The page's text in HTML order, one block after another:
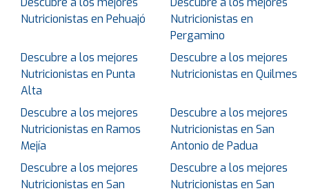
Nutricionistas en Pehuajó
Nutricionistas en
Pergamino
Descubre a los mejores
Nutricionistas en Punta
Alta
Descubre a los mejores
Nutricionistas en Quilmes
Descubre a los mejores
Nutricionistas en Ramos
Mejía
Descubre a los mejores
Nutricionistas en San
Antonio de Padua
Descubre a los mejores
Nutricionistas en San
Descubre a los mejores
Nutricionistas en San